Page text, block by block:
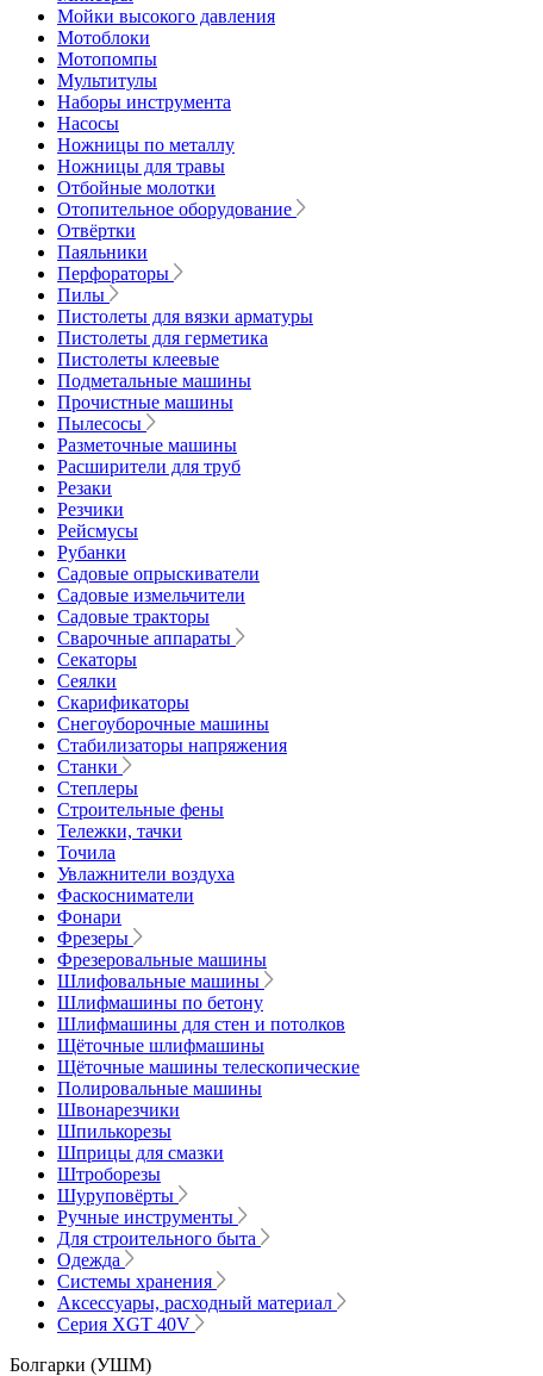
Мойки высокого давления
Мотоблоки
Мотопомпы
Мультитулы
Наборы инструмента
Насосы
Ножницы по металлу
Ножницы для травы
Отбойные молотки
Отопительное оборудование
Отвёртки
Паяльники
Перфораторы
Пилы
Пистолеты для вязки арматуры
Пистолеты для герметика
Пистолеты клеевые
Подметальные машины
Прочистные машины
Пылесосы
Разметочные машины
Расширители для труб
Резаки
Резчики
Рейсмусы
Рубанки
Садовые опрыскиватели
Садовые измельчители
Садовые тракторы
Сварочные аппараты
Секаторы
Сеялки
Скарификаторы
Снегоуборочные машины
Стабилизаторы напряжения
Станки
Степлеры
Строительные фены
Тележки, тачки
Точила
Увлажнители воздуха
Фаскосниматели
Фонари
Фрезеры
Фрезеровальные машины
Шлифовальные машины
Шлифмашины по бетону
Шлифмашины для стен и потолков
Щёточные шлифмашины
Щёточные машины телескопические
Полировальные машины
Швонарезчики
Шпилькорезы
Шприцы для смазки
Штроборезы
Шуруповёрты
Ручные инструменты
Для строительного быта
Одежда
Системы хранения
Аксессуары, расходный материал
Серия XGT 40V
Болгарки (УШМ)